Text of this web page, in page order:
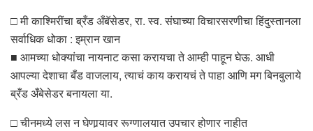
□ मी काश्मिरींचा ब्रँड अँबॅसेडर, रा. स्व. संघाच्या विचारसरणीचा हिंदुस्तानला
सर्वाधिक धोका : इम्रान खान
■ आमच्या धोक्यांचा नायनाट कसा करायचा ते आम्ही पाहून घेऊ. आधी
आपल्या देशाचा बँड वाजलाय, त्याचं काय करायचं ते पाहा आणि मग बिनबुलाये
ब्रँड अँबेसेडर बनायला या.
□ चीनमध्ये लस न घेणार्‍यावर रूग्णालयात उपचार होणार नाहीत